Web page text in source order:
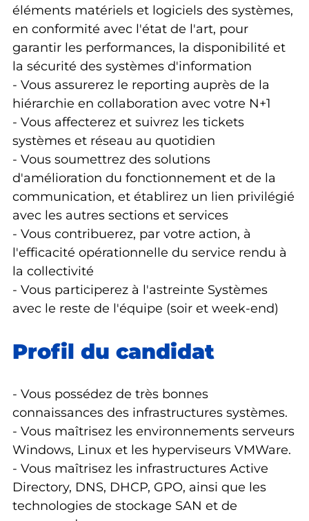
éléments matériels et logiciels des systèmes,
en conformité avec l'état de l'art, pour
garantir les performances, la disponibilité et
la sécurité des systèmes d'information
- Vous assurerez le reporting auprès de la
hiérarchie en collaboration avec votre N+1
- Vous affecterez et suivrez les tickets
systèmes et réseau au quotidien
- Vous soumettrez des solutions
d'amélioration du fonctionnement et de la
communication, et établirez un lien privilégié
avec les autres sections et services
- Vous contribuerez, par votre action, à
l'efficacité opérationnelle du service rendu à
la collectivité
- Vous participerez à l'astreinte Systèmes
avec le reste de l'équipe (soir et week-end)
Profil du candidat
- Vous possédez de très bonnes
connaissances des infrastructures systèmes.
- Vous maîtrisez les environnements serveurs
Windows, Linux et les hyperviseurs VMWare.
- Vous maîtrisez les infrastructures Active
Directory, DNS, DHCP, GPO, ainsi que les
technologies de stockage SAN et de